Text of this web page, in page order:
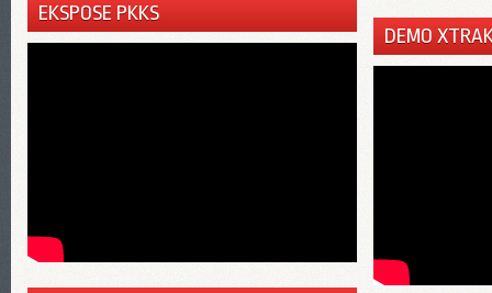
EKSPOSE PKKS
DEMO